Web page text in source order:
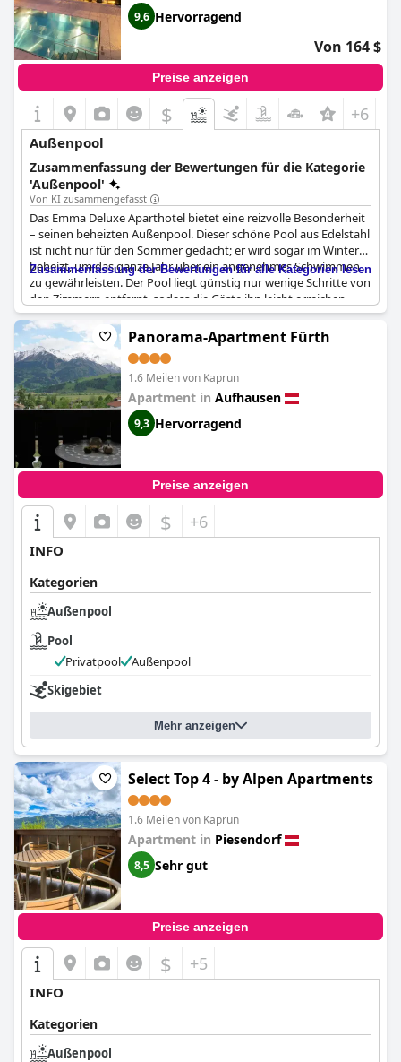
9,6 Hervorragend
Von 164 $
Preise anzeigen
$ +6
Außenpool
Zusammenfassung der Bewertungen für die Kategorie
'Außenpool'
Von KI zusammengefasst
Das Emma Deluxe Aparthotel bietet eine reizvolle Besonderheit
– seinen beheizten Außenpool. Dieser schöne Pool aus Edelstahl
ist nicht nur für den Sommer gedacht; er wird sogar im Winter
beheizt, um das ganze Jahr über ein angenehmes Schwimmen
zu gewährleisten. Der Pool liegt günstig nur wenige Schritte von
den Zimmern entfernt, sodass die Gäste ihn leicht erreichen
können. Dank des Windschutzes ist der Poolbereich bei jedem
Wetter angenehm nutzbar. Die Kombination dieser Elemente
macht den Außenpool zu einer herausragenden Annehmlichkeit
des Hotels, die von den Gästen immer wieder geschätzt wird.
Zusammenfassung der Bewertungen für alle Kategorien lesen
Panorama-Apartment Fürth
1.6 Meilen von Kaprun
Apartment in Aufhausen
9,3 Hervorragend
Preise anzeigen
$ +6
INFO
Kategorien
Außenpool
Pool
Privatpool
Außenpool
Skigebiet
Mehr anzeigen
Select Top 4 - by Alpen Apartments
1.6 Meilen von Kaprun
Apartment in Piesendorf
8,5 Sehr gut
Preise anzeigen
$ +5
INFO
Kategorien
Außenpool